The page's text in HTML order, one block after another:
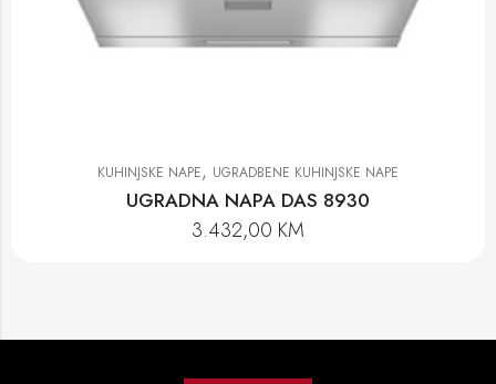
KUHINJSKE NAPE, UGRADBENE KUHINJSKE NAPE
UGRADNA NAPA DAS 8930
3.432,00 KM